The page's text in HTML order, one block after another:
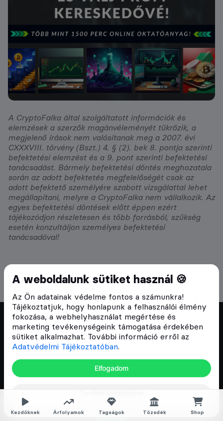
Kezdőknek Árfolyamok Tagságok Tőzsdék Shop
A weboldalunk sütiket használ 🍪
Az Ön adatainak védelme fontos a számunkra!
Tájékoztatjuk, hogy honlapunk a felhasználói élmény
fokozása, a webhelyhasználat megértése és
marketing tevékenységeink támogatása érdekében
sütiket alkalmazhat. További információ erről az
Adatvédelmi Tájékoztatóban.
Elfogadom
A CryptoFalka által szolgáltatott információk és
elemzések a szerzők magánvéleményét tükrözik, a
megjelenő írások nem valósítanak meg a 2007. évi
CXXXVIII. törvény (Bszt.) 4. § (2). bek 8. pontja szerinti
befektetési elemzést és a 9. pont szerinti befektetési
tanácsadást. Bármely befektetési döntés meghozatala
során az adott befektetés megfelelőségét csak az
adott befektető személyére szabott vizsgálattal lehet
megállapítani, melyre a CryptoFalka nem vállalkozik. Az
egyes befektetési döntések előtt éppen ezért
tájékozódjon részletesen és több forrásból, szükség
esetén konzultáljon személyes befektetési
tanácsadóval!
Cryptofalka 2018 óta
Szívünkön viseljük a blokklánc technológia
népszerűsítését Magyarországon, ezért 2018 óta a
Cryptofalka célja, hogy biztosítsa a hazai közösség